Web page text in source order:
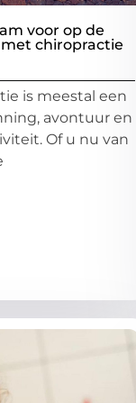
voor op de
chiropractie
is meestal een
avontuur en
Of u nu van